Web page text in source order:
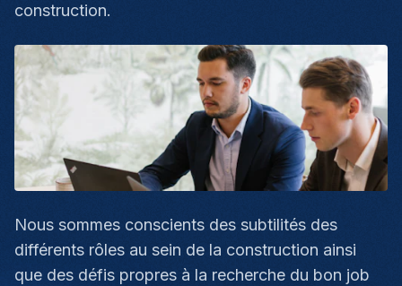
construction.
Nous sommes conscients des subtilités des
différents rôles au sein de la construction ainsi
que des défis propres à la recherche du bon job